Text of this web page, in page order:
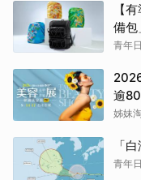
【
備包
青年
逾
姊妹淘
「
青年